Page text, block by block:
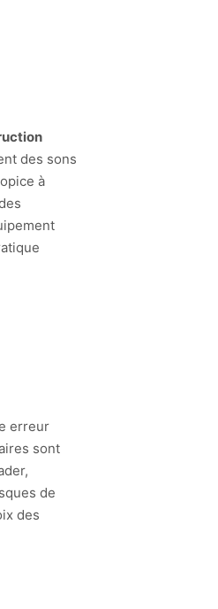
des sons
à
erreur
sont
de
des